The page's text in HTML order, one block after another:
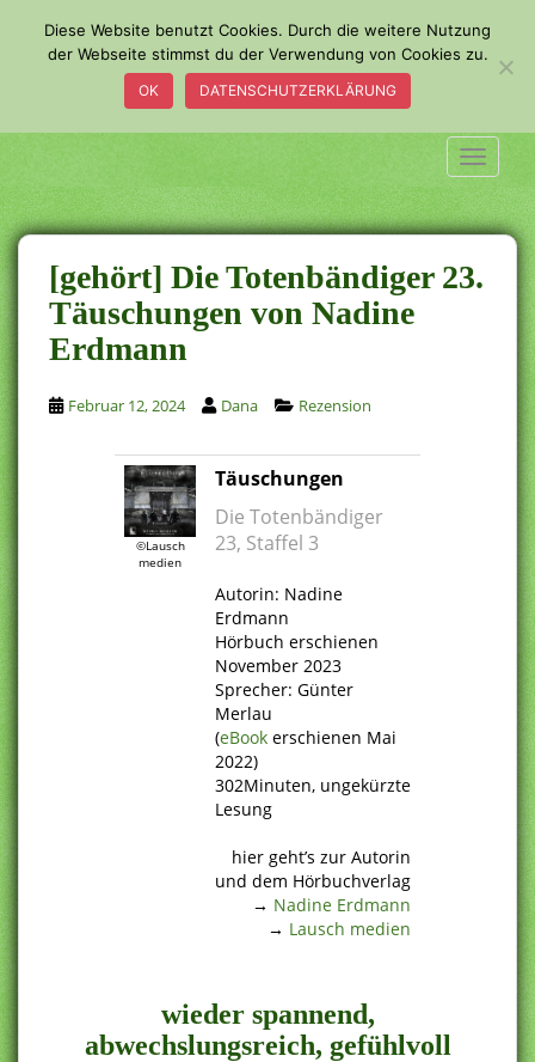
a
i
n
c
o
n
t
e
n
t
[gehört] Die Totenbändiger 23.
Täuschungen von Nadine
Erdmann
Februar 12, 2024 Dana Rezension
©Lausch
medien
Täuschungen
Die Totenbändiger
23, Staffel 3
Autorin: Nadine
Erdmann
Hörbuch erschienen
November 2023
Sprecher: Günter
Merlau
(eBook erschienen Mai
2022)
302Minuten, ungekürzte
Lesung
hier geht’s zur Autorin
und dem Hörbuchverlag
→ Nadine Erdmann
→ Lausch medien
wieder spannend,
abwechslungsreich, gefühlvoll
Diese Website benutzt Cookies. Durch die weitere Nutzung
der Webseite stimmst du der Verwendung von Cookies zu.
OK DATENSCHUTZERKLÄRUNG